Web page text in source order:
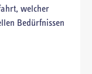
welcher
Bedürfnissen